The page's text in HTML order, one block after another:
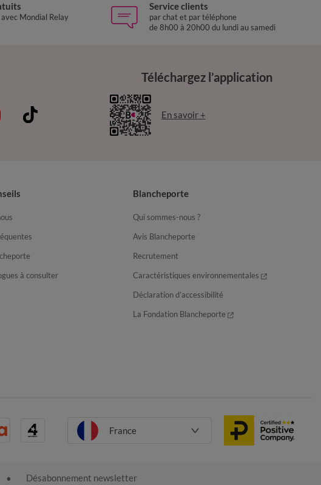
Mondial Relay
Service clients
par chat et par téléphone
de 8h00 à 20h00 du lundi au samedi
Téléchargez l’application
En savoir +
à consulter
Blancheporte
Qui sommes-nous ?
Avis Blancheporte
Recrutement
Caractéristiques environnementales
Déclaration d’accessibilité
La Fondation Blancheporte
France
Désabonnement newsletter